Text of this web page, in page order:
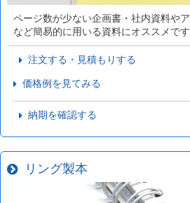
ページ数が少ない企画書・社内資料や
など簡易的に用いる資料にオススメです
注文する・見積もりする
価格例を見てみる
納期を確認する
リング製本